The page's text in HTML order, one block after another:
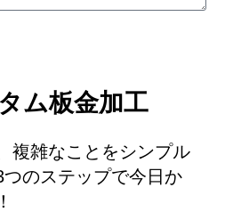
ム板金加工
複雑なことをシンプル
のステップで今日か